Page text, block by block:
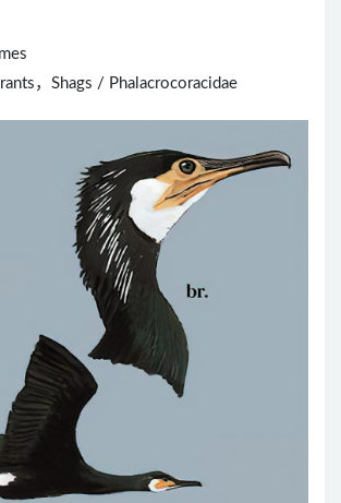
，Shags / Phalacrocoracidae